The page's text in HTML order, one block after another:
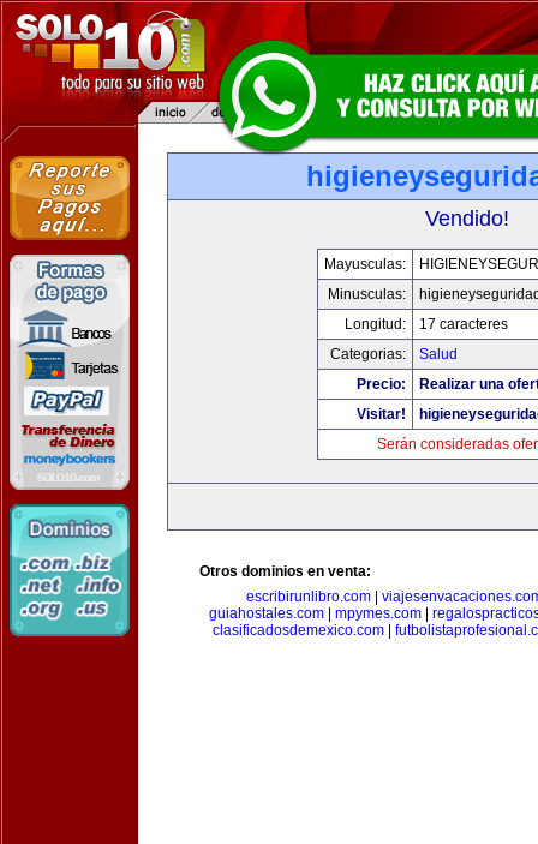
Vendido!
Mayusculas:
Minusculas:
Longitud:
17 caracteres
Categorias:
Salud
Precio:
Realizar una
Visitar!
Serán consideradas
Otros dominios en venta:
escribirunlibro.com
guiahostales.com| mpymes.com|
clasificadosdemexico.com|